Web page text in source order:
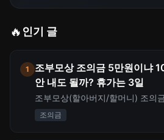
🔥 인기 글
1
조부모상 조의금 5만원이냐
안 내도 될까? 휴가는 3일
조부모상(할아버지/할머니) 조의
휴가 3일 규정을 정리합니다. 동료
까지 상황별 부조 기준과 봉투 쓰
절세 포인트까지 한 번에 확인하
조의금